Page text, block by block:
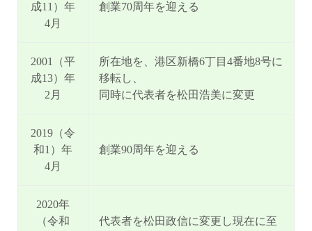
成11）年
4月
創業70周年を迎える
2001（平
成13）年
2月
所在地を、港区新橋6丁目4番地8号に
移転し、
同時に代表者を松田浩美に変更
2019（令
和1）年
4月
創業90周年を迎える
2020年
（令和
代表者を松田政信に変更し現在に至